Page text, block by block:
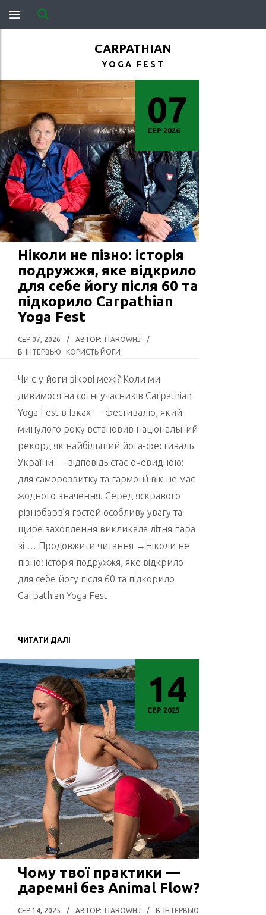
CARPATHIAN
YOGA FEST
07
СЕР 2026
Ніколи не пізно: історія
подружжя, яке відкрило
для себе йогу після 60 та
підкорило Carpathian
Yoga Fest
СЕР 07, 2026 / АВТОР: ITAROWHJ
/
В ІНТЕРВЬЮ КОРИСТЬ ЙОГИ
Чи є у йоги вікові межі? Коли ми
дивимося на сотні учасників Carpathian
Yoga Fest в Ізках — фестивалю, який
минулого року встановив національний
рекорд як найбільший йога-фестиваль
України — відповідь стає очевидною:
для саморозвитку та гармонії вік не має
жодного значення. Серед яскравого
різнобарв’я гостей особливу увагу та
щире захоплення викликала літня пара
зі … Продовжити читання →Ніколи не
пізно: історія подружжя, яке відкрило
для себе йогу після 60 та підкорило
Carpathian Yoga Fest
ЧИТАТИ ДАЛІ
14
СЕР 2025
Чому твої практики —
даремні без Animal Flow?
СЕР 14, 2025 / АВТОР: ITAROWHJ / В ІНТЕРВЬЮ